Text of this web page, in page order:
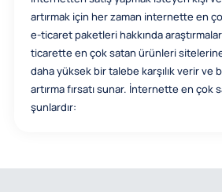
artırmak için her zaman internette en
e-ticaret paketleri hakkında
ticarette en çok satan ürünleri
daha yüksek bir talebe karşılık verir ve
artırma fırsatı sunar. İnternette en çok
şunlardır: